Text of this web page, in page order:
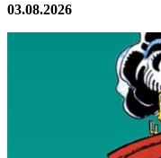
03.08.2026